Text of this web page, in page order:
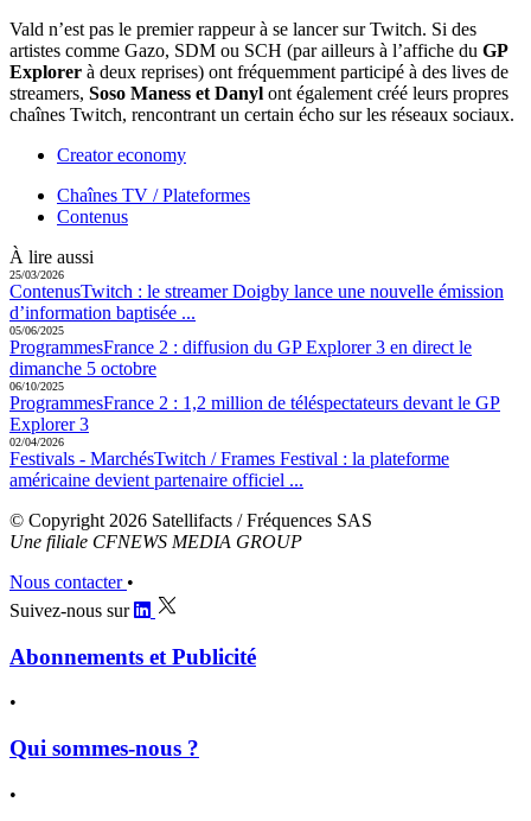
Vald n’est pas le premier rappeur à se lancer sur Twitch. Si des
artistes comme Gazo, SDM ou SCH (par ailleurs à l’affiche du GP
Explorer à deux reprises) ont fréquemment participé à des lives de
streamers, Soso Maness et Danyl ont également créé leurs propres
chaînes Twitch, rencontrant un certain écho sur les réseaux sociaux.
Creator economy
Chaînes TV / Plateformes
Contenus
À lire aussi
25/03/2026
ContenusTwitch : le streamer Doigby lance une nouvelle émission
d’information baptisée ...
05/06/2025
ProgrammesFrance 2 : diffusion du GP Explorer 3 en direct le
dimanche 5 octobre
06/10/2025
ProgrammesFrance 2 : 1,2 million de téléspectateurs devant le GP
Explorer 3
02/04/2026
Festivals - MarchésTwitch / Frames Festival : la plateforme
américaine devient partenaire officiel ...
© Copyright 2026 Satellifacts / Fréquences SAS
Une filiale CFNEWS MEDIA GROUP
Nous contacter •
Suivez-nous sur
Abonnements et Publicité
•
Qui sommes-nous ?
•